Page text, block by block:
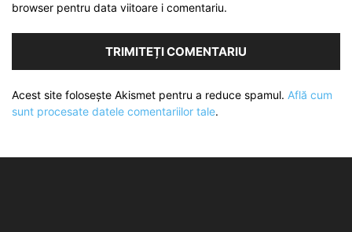
browser pentru data viitoare i comentariu.
Acest site folosește Akismet pentru a reduce spamul. Află cum
sunt procesate datele comentariilor tale.